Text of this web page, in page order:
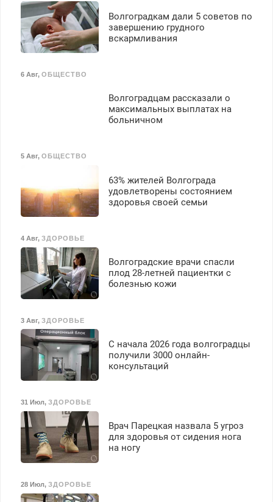
Волгоградкам дали 5 советов по
завершению грудного
вскармливания
6 Авг, ОБЩЕСТВО
Волгоградцам рассказали о
максимальных выплатах на
больничном
5 Авг, ОБЩЕСТВО
63% жителей Волгограда
удовлетворены состоянием
здоровья своей семьи
4 Авг, ЗДОРОВЬЕ
Волгоградские врачи спасли
плод 28-летней пациентки с
болезнью кожи
3 Авг, ЗДОРОВЬЕ
С начала 2026 года волгоградцы
получили 3000 онлайн-
консультаций
31 Июл, ЗДОРОВЬЕ
Врач Парецкая назвала 5 угроз
для здоровья от сидения нога
на ногу
28 Июл, ЗДОРОВЬЕ